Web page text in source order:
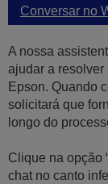
Conversar no
A nossa
ajudar a resolver
Epson. Quando
solicitará que
longo do
Clique na opção
chat no canto